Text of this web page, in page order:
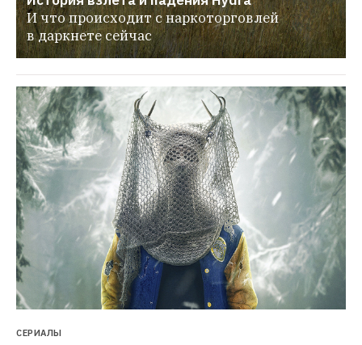
И что происходит с наркоторговлей
в даркнете сейчас
СЕРИАЛЫ